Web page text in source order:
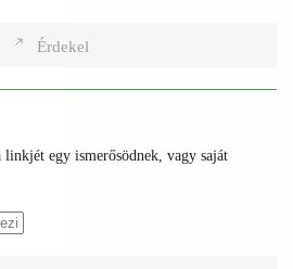
Érdekel
egy ismerősödnek, vagy saját